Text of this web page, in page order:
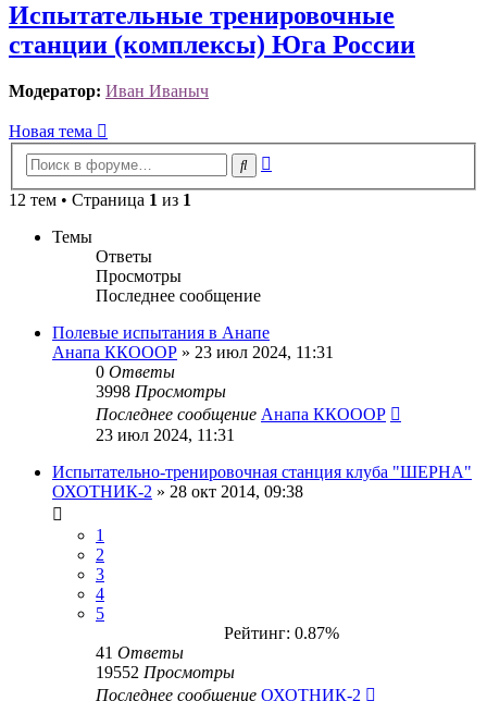
Испытательные тренировочные
станции (комплексы) Юга России
Модератор: Иван Иваныч
Новая
тема
Новая тема
Поиск
12 тем • Страница 1 из 1
Темы
Ответы
Просмотры
Последнее сообщение
Полевые испытания в Анапе
Анапа ККОООР » 23 июл 2024, 11:31
0 Ответы
3998 Просмотры
Последнее сообщение Анапа ККОООР
23 июл 2024, 11:31
Испытательно-тренировочная станция клуба "ШЕРНА"
ОХОТНИК-2 » 28 окт 2014, 09:38
1
2
3
4
5
Рейтинг: 0.87%
41 Ответы
19552 Просмотры
Последнее сообщение ОХОТНИК-2